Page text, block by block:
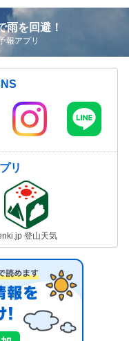
雨を回避！
報アプリ
リ
登山天気